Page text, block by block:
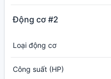
Động cơ #2
Loại động cơ
Công suất (HP)